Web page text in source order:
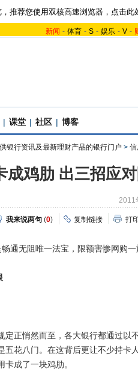
推荐您使用双核高速浏览器，点击此
新闻 - 体育 - S - 娱乐 - V -
| 课堂 | 社区 | 博客
银行资讯及最新理财产品的银行门户 >
成鸡肋 出三招应
2011
我来说两句 (0) 复制链接 打
通无阻唯一法宝，限额害惨网购一
正悄然而至，各大银行都通过以
花八门。在这背后更让不少持卡
成了一块鸡肋。